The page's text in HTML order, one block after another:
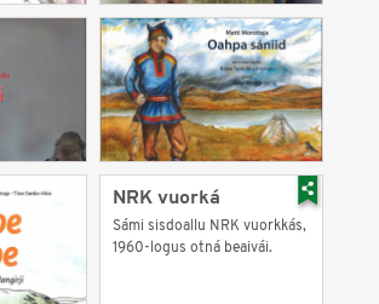
NRK vuorká
Sámi sisdoallu NRK vuorkkás,
1960-logus otná beaivái.